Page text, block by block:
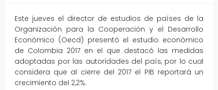
Este jueves el director de estudios de países de la
Organización para la Cooperación y el Desarrollo
Económico (Oecd) presentó el estudio económico
de Colombia 2017 en el que destacó las medidas
adoptadas por las autoridades del país, por lo cual
considera que al cierre del 2017 el PIB reportará un
crecimiento del 2,2%.